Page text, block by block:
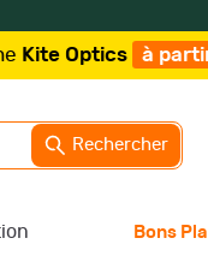
à partir de
Rechercher
Bons